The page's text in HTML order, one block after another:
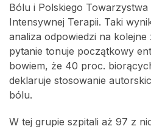
Bólu i Polskiego Towarzystwa
Intensywnej Terapii. Taki
analiza odpowiedzi na kolejne
pytanie tonuje początkowy
bowiem, że 40 proc.
deklaruje stosowanie
bólu.
W tej grupie szpitali aż 97 z